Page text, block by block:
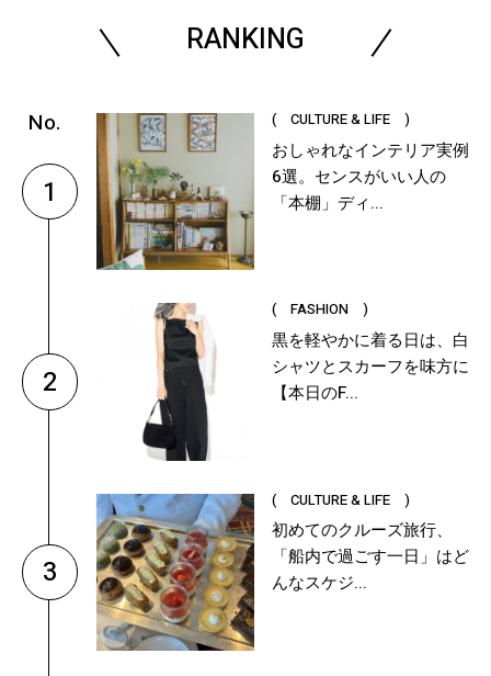
RANKING
1
( CULTURE & LIFE )
おしゃれなインテリア実例
6選。センスがいい人の
「本棚」ディ...
2
( FASHION )
黒を軽やかに着る日は、白
シャツとスカーフを味方に
【本日のF...
3
( CULTURE & LIFE )
初めてのクルーズ旅行、
「船内で過ごす一日」はど
んなスケジ...